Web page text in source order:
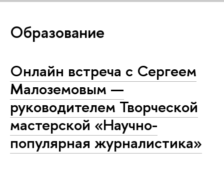
Образование
Онлайн встреча с Сергеем
Малоземовым —
руководителем Творческой
мастерской «Научно-
популярная журналистика»